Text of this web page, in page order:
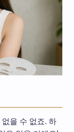
을 수 없죠. 하